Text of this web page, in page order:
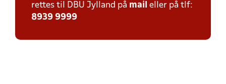
rettes til DBU Jylland på mail eller på tlf:
8939 9999